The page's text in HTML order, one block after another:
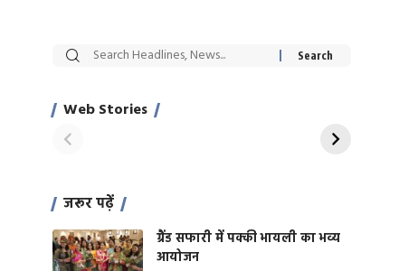
Web Stories
सट्टेबाजी में अरेस्ट हुए
साहिल खान
रोज एक कच्चे लहसुन
जरूर पढ़ें
ग्रैंड सफारी में पक्की भायली का भव्य
आयोजन